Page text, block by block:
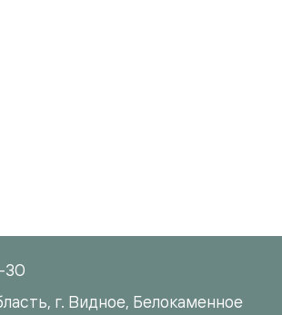
30
г. Видное, Белокаменное